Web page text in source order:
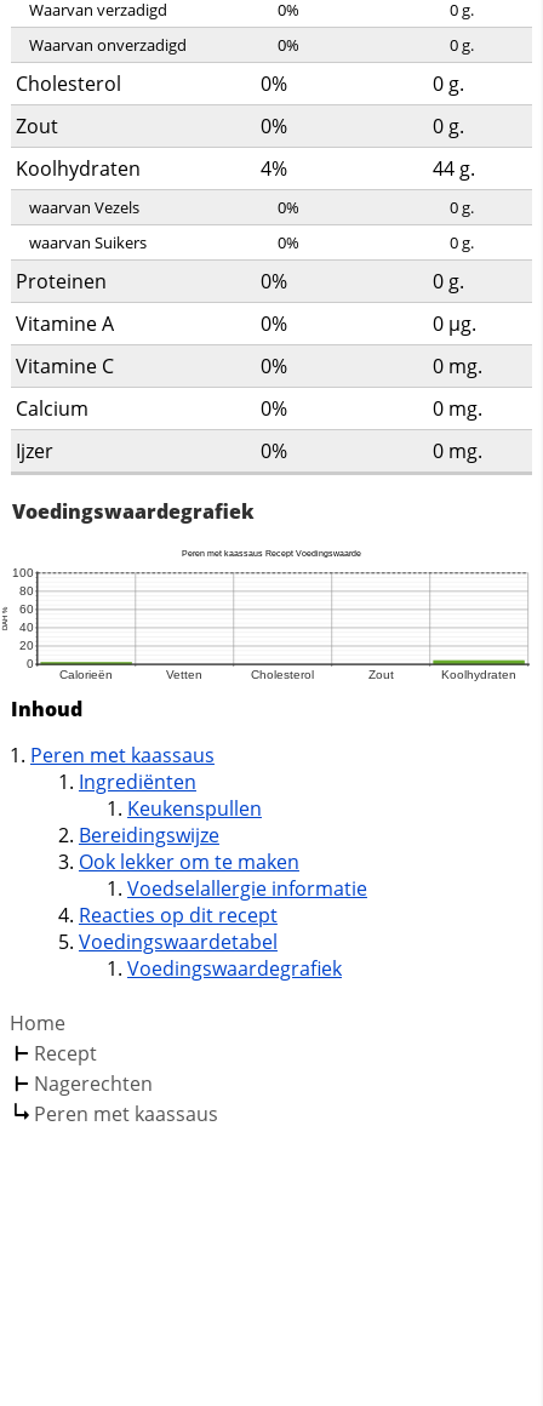
Waarvan verzadigd 0% 0g.
Waarvan onverzadigd
0% 0g.
Cholesterol 0% 0 g.
Zout
0% 0 g.
Koolhydraten
4% 44 g.
waarvan Vezels 0% 0g.
waarvan Suikers
0% 0g.
Proteinen 0% 0 g.
Vitamine A
0% 0 µg.
Vitamine C
0% 0 mg.
Calcium
0% 0 mg.
Ijzer
0% 0 mg.
Voedingswaardegrafiek
Inhoud
Peren met kaassaus
Ingrediënten
Keukenspullen
Bereidingswijze
Ook lekker om te maken
Voedselallergie informatie
Reacties op dit recept
Voedingswaardetabel
Voedingswaardegrafiek
Home
Recept
Nagerechten
Peren met kaassaus